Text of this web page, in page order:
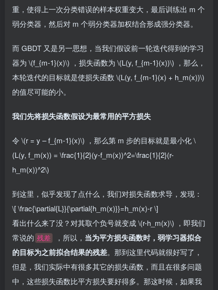
重，使得上一次分类错误的样本权重变大，最后训练出 m 个
弱分类器，然后对 m 个弱分类器加权结合形成强分类器。
而 GBDT 又是另一思想，当我们假设前一轮迭代得到的学习
器为 \(f_{m-1}(x)\) ，损失函数为 \(L(y, f_{m-1}(x))\) ，那么，
本轮迭代的目标就是使损失函数 \(L(y, f_{m-1}(x) + h_m(x))\)
的值尽可能的小。
我们先将损失函数假设为最常用的平方损失
令 \(r = y – f_{m-1}(x)\) ，那么第 m 步的目标就是最小化\
(L(y, f_m(x)) = \frac{1}{2}(y-f_m(x))^2=\frac{1}{2}(r-
h_m(x))^2\)
到这里，似乎发现了点什么，我们对损失函数求导，发现：
\[ \frac{\partial{L}}{\partial{h_m(x)}}=h_m(x)-r \]
看出什么来了没？对其取个负号就变成\(r-h_m(x)\) ，即我们
常说的 残差 ，所以， 当为平方损失函数时，弱学习器拟合
的目标为之前拟合结果的残差。那到这里代码就很好写了，
但是，我们实际中有很多其它的损失函数，而且在很多问题
中，这些损失函数比平方损失要好得多。那这时候，如果我